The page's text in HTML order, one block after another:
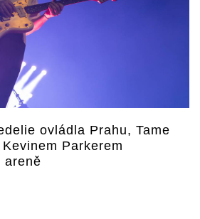
ovládla Prahu, Tame
Parkerem
areně